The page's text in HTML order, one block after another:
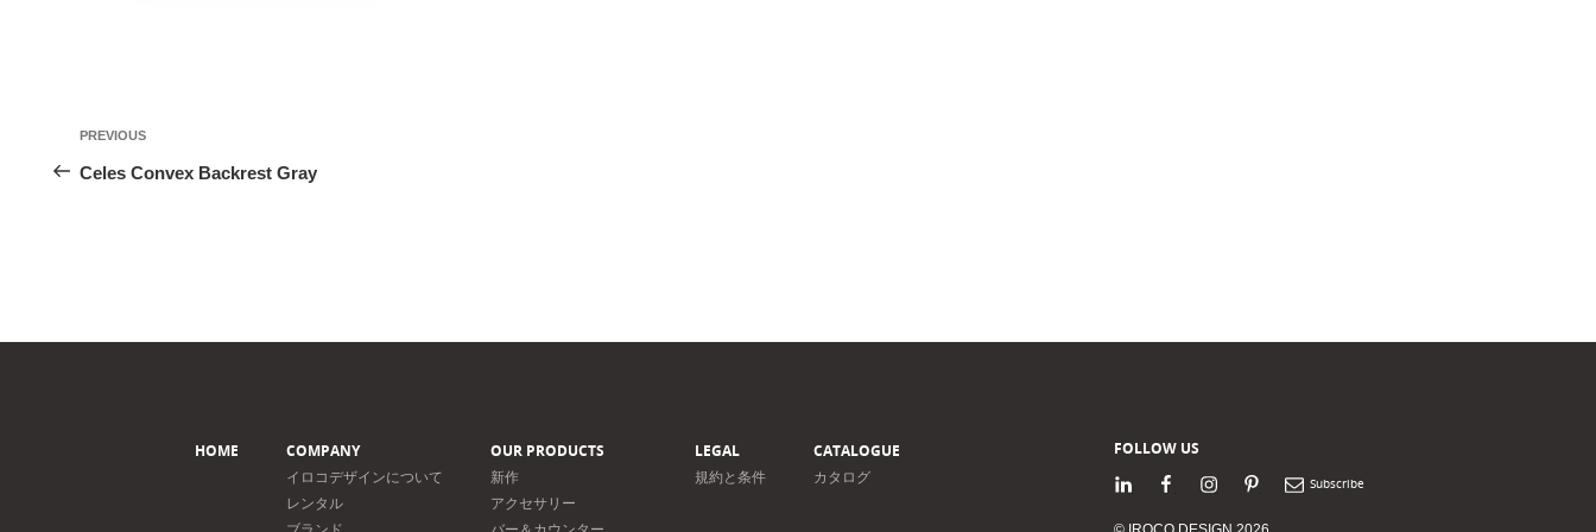
投
稿
シ
Previous
Post
PREVIOUS
Celes Convex Backrest Gray
HOME
COMPANY
イロコデザインについて
レンタル
OUR PRODUCTS
新作
アクセサリー
LEGAL
規約と条件
CATALOGUE
カタログ
FOLLOW US
LinkedInFacebookInstagramPinterestNewsletter